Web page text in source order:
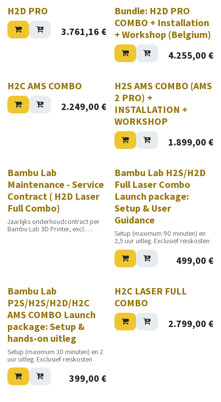
H2D PRO
3.761,16 €
Bundle: H2D PRO
COMBO + Installation
+ Workshop (Belgium)
4.255,00 €
Nieuw!
H2C AMS COMBO
2.249,00 €
Nieuw!
H2S AMS COMBO (AMS
2 PRO) +
INSTALLATION +
WORKSHOP
1.899,00 €
Bambu Lab
Maintenance - Service
Contract ( H2D Laser
Full Combo)
Jaarlijks onderhoudcontract per
Bambu Lab 3D Printer, excl.
Bambu Lab H2S/H2D
Full Laser Combo
Launch package:
Setup & User
Guidance
Setup (maximum 90 minuten) en
2,5 uur uitleg. Exclusief reiskosten
499,00 €
Bambu Lab
P2S/H2S/H2D/H2C
AMS COMBO Launch
package: Setup &
hands-on uitleg
Setup (maximum 30 minuten) en 2
uur uitleg. Exclusief reiskosten
399,00 €
Nieuw!
H2C LASER FULL
COMBO
2.799,00 €